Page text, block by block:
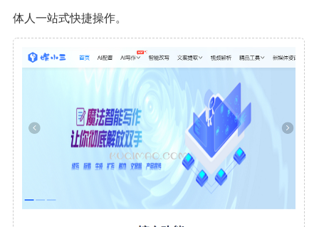
体人一站式快捷操作。